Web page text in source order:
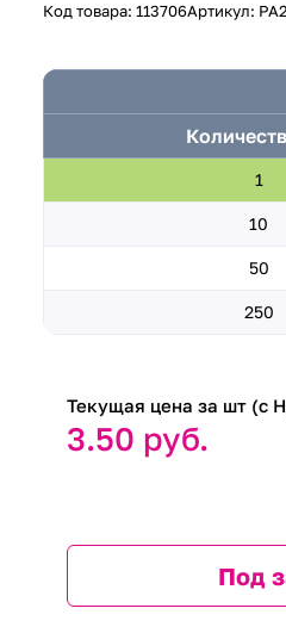
Код товара:113706Артикул:
1
10
50
250
Текущая цена за шт (с
3.50 руб.
Под